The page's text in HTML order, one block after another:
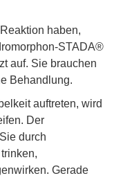
haben,
STADA®
auf. Sie brauchen
Behandlung.
auftreten, wird
Der
durch
Gerade